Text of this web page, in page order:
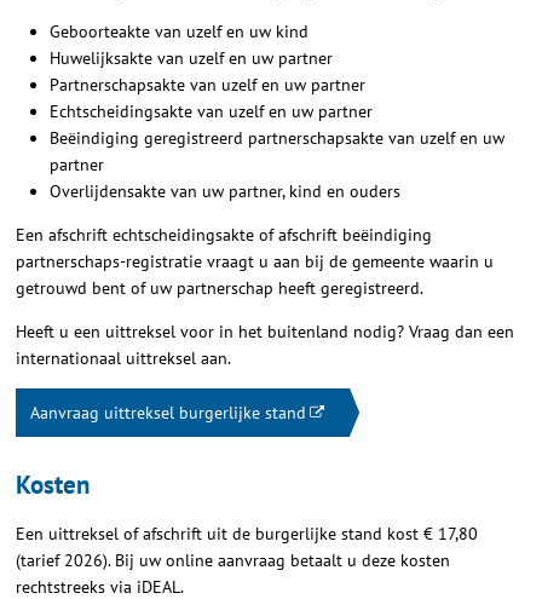
Geboorteakte van uzelf en uw kind
Huwelijksakte van uzelf en uw partner
Partnerschapsakte van uzelf en uw partner
Echtscheidingsakte van uzelf en uw partner
Beëindiging geregistreerd partnerschapsakte van uzelf en uw
partner
Overlijdensakte van uw partner, kind en ouders
Een afschrift echtscheidingsakte of afschrift beëindiging
partnerschaps-registratie vraagt u aan bij de gemeente waarin u
getrouwd bent of uw partnerschap heeft geregistreerd.
Heeft u een uittreksel voor in het buitenland nodig? Vraag dan een
internationaal uittreksel aan.
Aanvraag uittreksel burgerlijke stand
Kosten
Een uittreksel of afschrift uit de burgerlijke stand kost € 17,80
(tarief 2026). Bij uw online aanvraag betaalt u deze kosten
rechtstreeks via iDEAL.